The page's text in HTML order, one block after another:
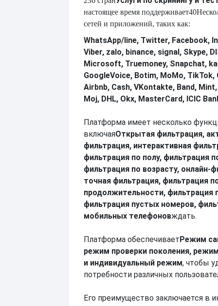
настоящее время поддерживает40
сетей и приложений, таких как:
WhatsApp/line, Twitter, Facebook,
Viber, zalo, binance, signal, Skype,
Microsoft, Truemoney, Snapchat,
GoogleVoice, Botim, MoMo, TikTok,
Airbnb, Cash, VKontakte, Band,
Moj, DHL, Okx, MasterCard, ICIC
Платформа имеет несколько
включаяОткрытая фильтрация,
фильтрация, интерактивная
фильтрация по полу, фильтрация
фильтрация по возрасту, онлайн-
точная фильтрация, фильтрация
продолжительности, фильтрация
фильтрация пустых номеров,
мобильных телефоновждать.
Платформа обеспечиваетРежим
режим проверки поколения,
и индивидуальный режим, чтобы
потребности различных
Его преимущество заключается в